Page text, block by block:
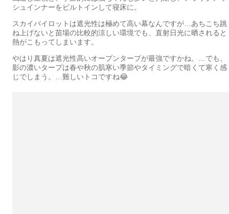
シュインナーをビルトインして寝床に。
スカイパイロットは遮光性は極めて高い幕なんですが…あちこち跳
ね上げないと苗場の比較的涼しい環境でも、直射日光に晒されると
熱がこもってしまいます。
やはり真夏は遮光性高いオープンタープが最強ですかね。…でも、
影の濃いタープは春や秋の肌寒い季節やタイミングで暗くて寒く感
じでしまう。…難しいトコですね😂